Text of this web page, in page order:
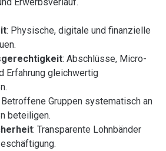
: Physische, digitale und finanzielle
: Abschlüsse, Micro-
Erfahrung gleichwertig
Betroffene Gruppen systematisch an
beteiligen.
: Transparente Lohnbänder